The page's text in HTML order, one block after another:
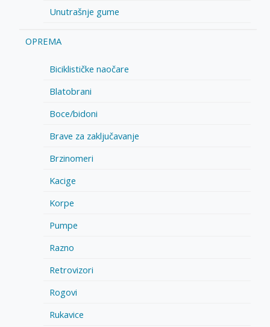
Unutrašnje gume
OPREMA
Biciklističke naočare
Blatobrani
Boce/bidoni
Brave za zaključavanje
Brzinomeri
Kacige
Korpe
Pumpe
Razno
Retrovizori
Rogovi
Rukavice